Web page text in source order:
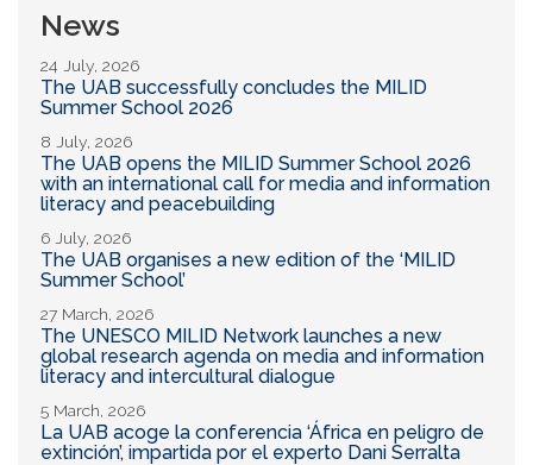
News
24 July, 2026
The UAB successfully concludes the MILID
Summer School 2026
8 July, 2026
The UAB opens the MILID Summer School 2026
with an international call for media and information
literacy and peacebuilding
6 July, 2026
The UAB organises a new edition of the ‘MILID
Summer School’
27 March, 2026
The UNESCO MILID Network launches a new
global research agenda on media and information
literacy and intercultural dialogue
5 March, 2026
La UAB acoge la conferencia ‘África en peligro de
extinción’, impartida por el experto Dani Serralta